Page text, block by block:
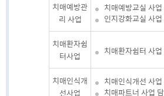
치매예방관
리 사업
치매예방교실 사
인지강화교실 사
치매환자쉼
터사업
치매환자쉼터 사
치매인식개
선사업
치매인식개선 사
치매파트너 사업